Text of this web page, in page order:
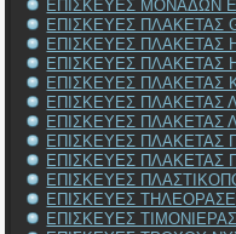
ΕΠΙΣΚΕΥΕΣ ΜΟΝΑΔΩΝ
ΕΠΙΣΚΕΥΕΣ ΠΛΑΚΕΤΑΣ
ΕΠΙΣΚΕΥΕΣ
ΕΠΙΣΚΕΥΕΣ ΠΛΑΚΕΤΑΣ
ΕΠΙΣΚΕΥΕΣ ΠΛΑΚΕΤΑΣ
ΕΠΙΣΚΕΥΕΣ ΠΛΑΚΕΤΑΣ
ΕΠΙΣΚΕΥΕΣ ΠΛΑΚΕΤΑΣ
ΕΠΙΣΚΕΥΕΣ ΠΛΑΚΕΤΑΣ
ΕΠΙΣΚΕΥΕΣ ΠΛΑΚΕΤΑΣ
ΕΠΙΣΚΕΥΕΣ
ΕΠΙΣΚΕΥΕΣ
ΕΠΙΣΚΕΥΕΣ ΤΙΜΟΝΙΕΡΑΣ